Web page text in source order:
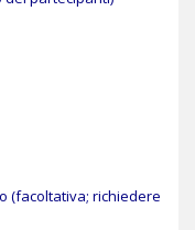
richiedere